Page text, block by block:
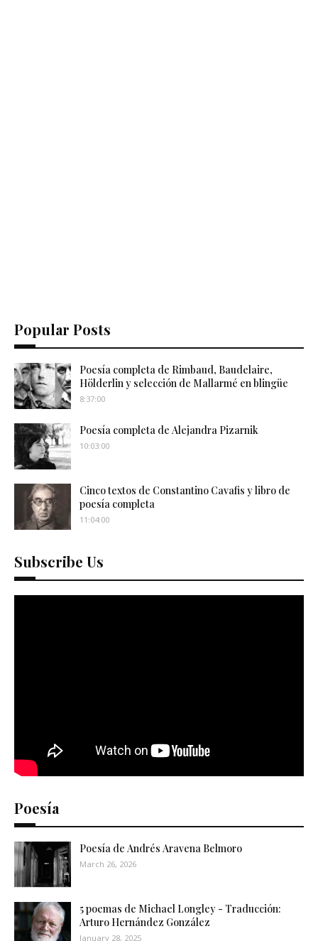
Popular Posts
Poesía completa de Rimbaud, Baudelaire,
Hölderlin y selección de Mallarmé en blingüe
8:37:00
Poesía completa de Alejandra Pizarnik
10:03:00
Cinco textos de Constantino Cavafis y libro de
poesía completa
11:04:00
Subscribe Us
Poesía
Poesía de Andrés Aravena Belmoro
March 26, 2026
5 poemas de Michael Longley - Traducción:
Arturo Hernández González
January 28, 2025